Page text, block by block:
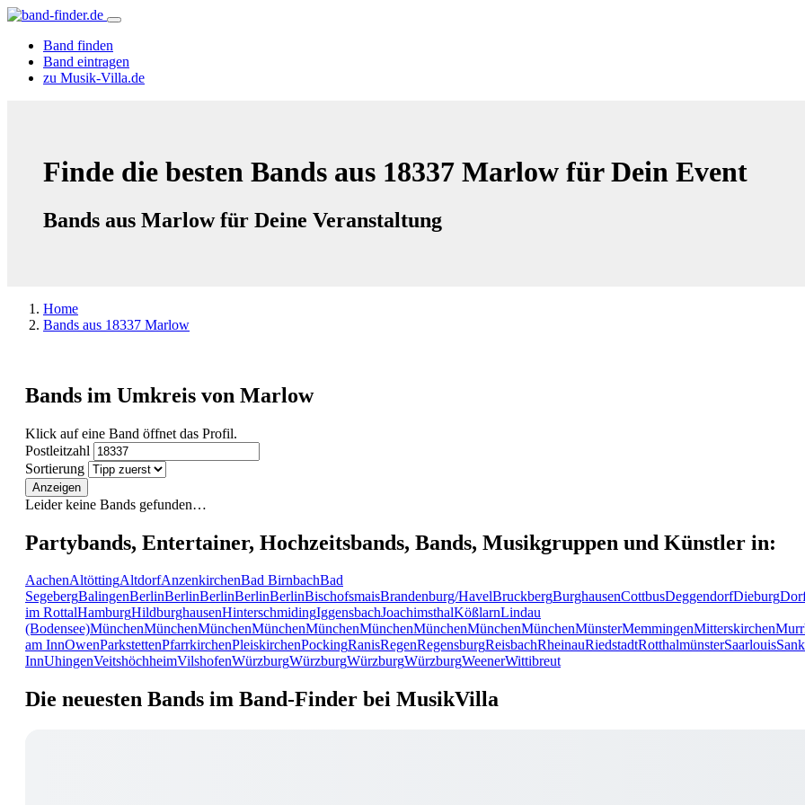
Band finden
Band eintragen
zu Musik-Villa.de
Finde die besten Bands aus 18337 Marlow für Dein Event
Bands aus Marlow für Deine Veranstaltung
Home
Bands aus 18337 Marlow
Bands im Umkreis von Marlow
Klick auf eine Band öffnet das Profil.
Postleitzahl
Sortierung
Anzeigen
Leider keine Bands gefunden…
Partybands, Entertainer, Hochzeitsbands, Bands, Musikgruppen und Künstler in:
AachenAltöttingAltdorfAnzenkirchenBad BirnbachBad
SegebergBalingenBerlinBerlinBerlinBerlinBerlinBischofsmaisBrandenburg/HavelBruckbergBurghausenCottbusDeggendorfDieburg
im RottalHamburgHildburghausenHinterschmidingIggensbachJoachimsthalKößlarnLindau
(Bodensee)MünchenMünchenMünchenMünchenMünchenMünchenMünchenMünchenMünchenMünsterMemmingenMitterskirchen
am InnOwenParkstettenPfarrkirchenPleiskirchenPockingRanisRegenRegensburgReisbachRheinauRiedstadtRotthalmünsterSaarlouis
InnUhingenVeitshöchheimVilshofenWürzburgWürzburgWürzburgWürzburgWeenerWittibreut
Die neuesten Bands im Band-Finder bei MusikVilla